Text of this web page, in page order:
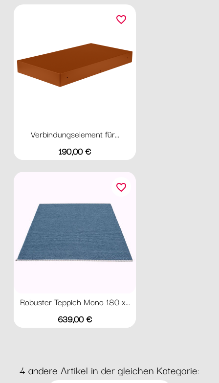
Verbindungselement für...
Preis
190,00 €
favorite_border
Robuster Teppich Mono 180 x...
Preis
639,00 €
favorite_border
4 andere Artikel in der gleichen Kategorie: